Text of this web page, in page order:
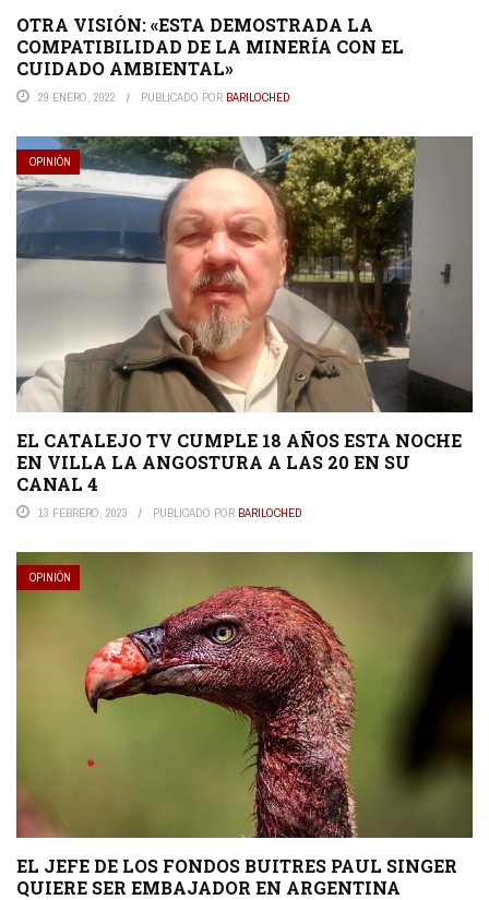
OTRA VISIÓN: «ESTA DEMOSTRADA LA
COMPATIBILIDAD DE LA MINERÍA CON EL
CUIDADO AMBIENTAL»
29 ENERO, 2022 PUBLICADO POR BARILOCHED
OPINIÓN
EL CATALEJO TV CUMPLE 18 AÑOS ESTA NOCHE
EN VILLA LA ANGOSTURA A LAS 20 EN SU
CANAL 4
13 FEBRERO, 2023 PUBLICADO POR BARILOCHED
OPINIÓN
EL JEFE DE LOS FONDOS BUITRES PAUL SINGER
QUIERE SER EMBAJADOR EN ARGENTINA